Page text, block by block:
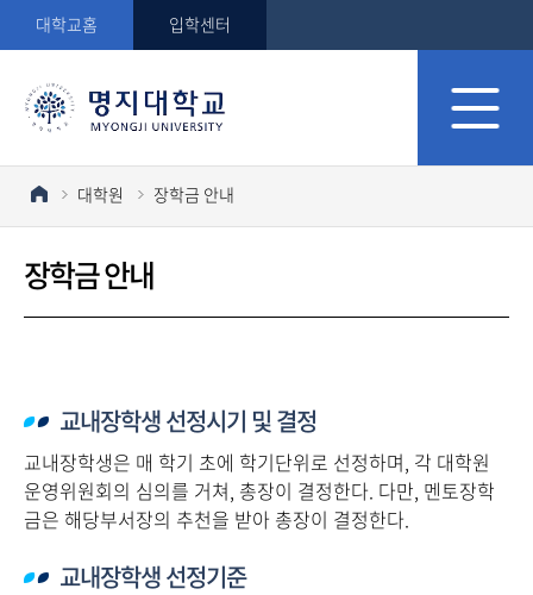
대학교홈 입학센터
대학원 장학금 안내
장학금 안내
교내장학생 선정시기 및 결정
교내장학생은 매 학기 초에 학기단위로 선정하며, 각 대학원
운영위원회의 심의를 거쳐, 총장이 결정한다. 다만, 멘토장학
금은 해당부서장의 추천을 받아 총장이 결정한다.
교내장학생 선정기준